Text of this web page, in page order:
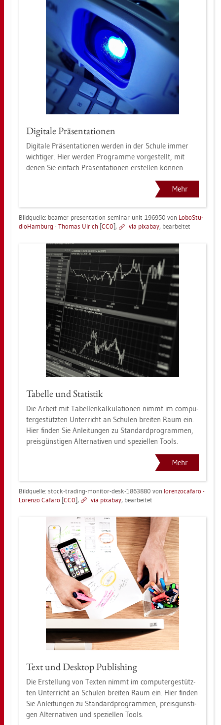
Di­gi­ta­le Prä­sen­ta­tio­nen
Di­gi­ta­le Prä­sen­ta­tio­nen wer­den in der Schu­le immer
wich­ti­ger. Hier wer­den Pro­gram­me vor­ge­stellt, mit
denen Sie ein­fach Prä­sen­ta­tio­nen er­stel­len kön­nen
Mehr
Bild­quel­le: bea­mer-pre­sen­ta­ti­on-se­mi­nar-unit-196950 von Lo­bo­Stu­
dio­Ham­burg - Tho­mas Ul­rich [CC0], via pixabay, be­ar­bei­tet
Ta­bel­le und Sta­tis­tik
Die Ar­beit mit Ta­bel­len­kal­ku­la­tio­nen nimmt im com­pu­
ter­ge­stütz­ten Un­ter­richt an Schu­len brei­ten Raum ein.​
Hier fin­den Sie An­lei­tun­gen zu Stan­dard­pro­gram­men,
preis­güns­ti­gen Al­ter­na­ti­ven und spe­zi­el­len Tools.
Mehr
Bild­quel­le: stock-tra­ding-mo­ni­tor-desk-1863880 von lo­ren­zo­ca­fa­ro -
Lo­ren­zo Ca­fa­ro [CC0], via pixabay, be­ar­bei­tet
Text und Desk­top Pu­blis­hing
Die Er­stel­lung von Tex­ten nimmt im com­pu­ter­ge­stütz­
ten Un­ter­richt an Schu­len brei­ten Raum ein. Hier fin­den
Sie An­lei­tun­gen zu Stan­dard­pro­gram­men, preis­güns­ti­
gen Al­ter­na­ti­ven und spe­zi­el­len Tools.